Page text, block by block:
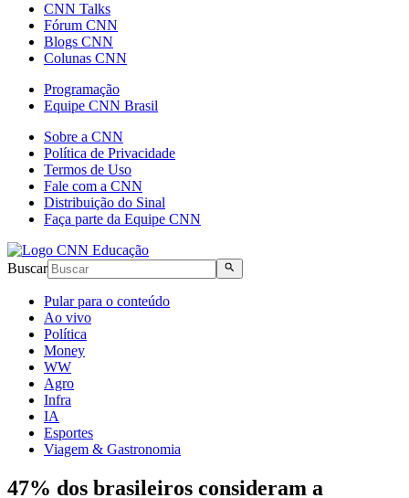
CNN Talks
Fórum CNN
Blogs CNN
Colunas CNN
Programação
Equipe CNN Brasil
Sobre a CNN
Política de Privacidade
Termos de Uso
Fale com a CNN
Distribuição do Sinal
Faça parte da Equipe CNN
Buscar
Pular para o conteúdo
Ao vivo
Política
Money
WW
Agro
Infra
IA
Esportes
Viagem & Gastronomia
47% dos brasileiros consideram a